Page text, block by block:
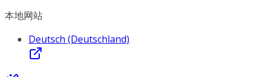
本地网站
Deutsch (Deutschland)